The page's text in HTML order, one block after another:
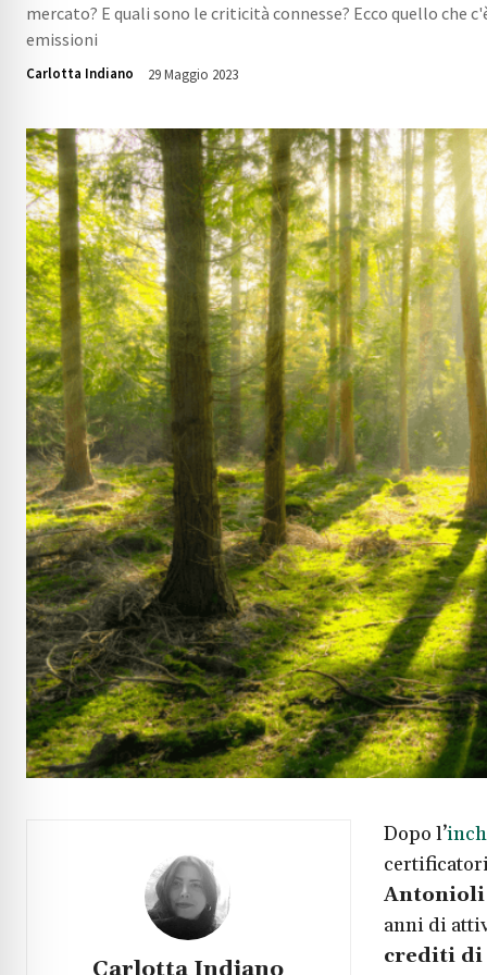
mercato? E quali sono le criticità connesse? Ecco quello che
emissioni
Carlotta Indiano 29 Maggio 2023
Dopo l’
Antonioli
anni di
crediti di